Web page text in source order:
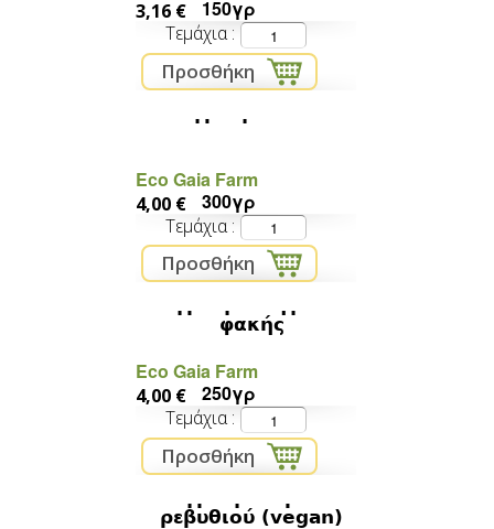
3,16 € 150γρ
Τεμάχια
Eco Gaia Farm
4,00 € 300γρ
Τεμάχια
φακής
Eco Gaia Farm
4,00 € 250γρ
Τεμάχια
ρεβυθιού (vegan)